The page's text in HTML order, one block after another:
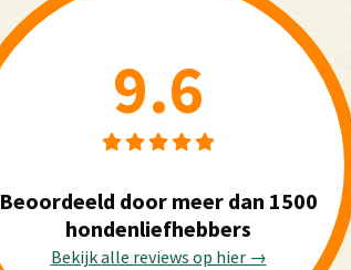
9.6
Beoordeeld door meer dan 1500
hondenliefhebbers
Bekijk alle reviews op hier →